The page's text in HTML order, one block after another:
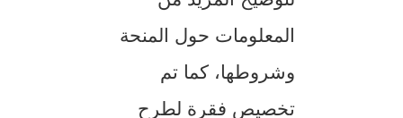
المعلومات حول المنحة
وشروطها، كما تم
تخصيص فقرة لطرح